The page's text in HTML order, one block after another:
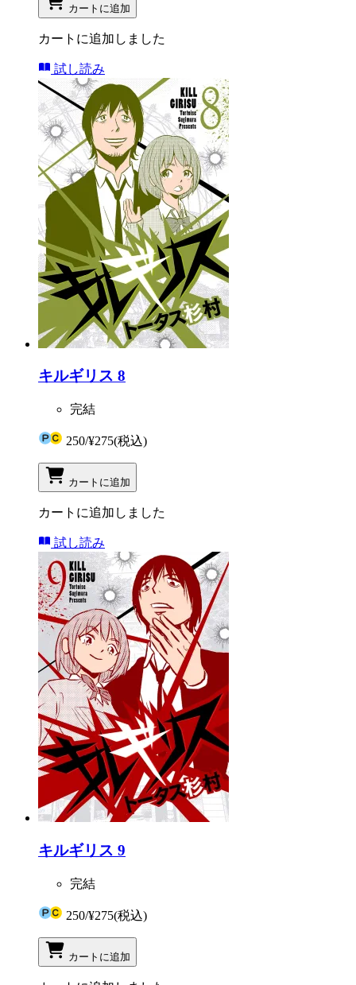
カートに追加
カートに追加しました
試し読み
キルギリス 8
完結
250/¥275(税込)
カートに追加
カートに追加しました
試し読み
キルギリス 9
完結
250/¥275(税込)
カートに追加